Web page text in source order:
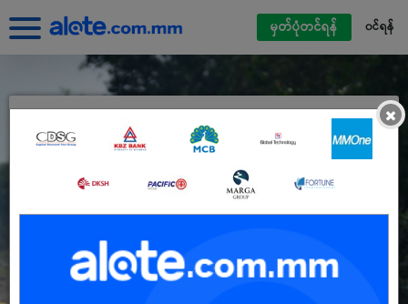
မှတ်ပုံတင်ရန် ၀င်ရန်
Alote ကိုယ်ရေးရာဇဝင်ဖြင့်ဝင်ရောက်ပါ
မြန်မာမိုဘိုင်းဖုန်းနံပါတ်
×